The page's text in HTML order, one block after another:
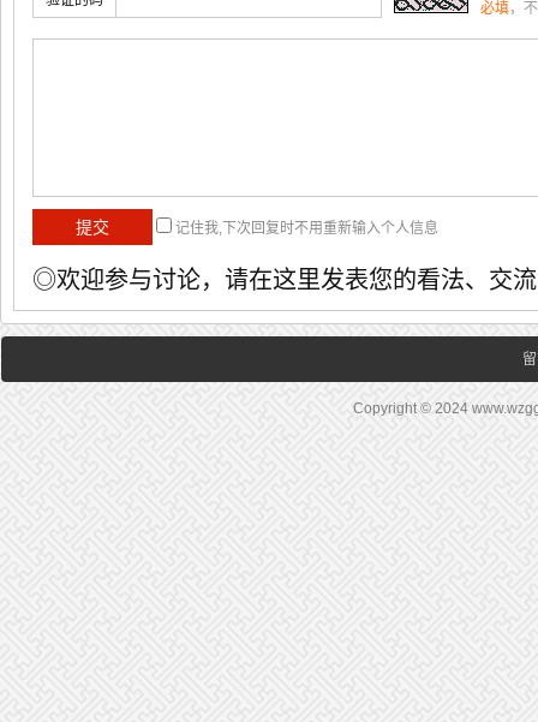
必填，
记住我,下次回复时不用重新输入个人信息
◎欢迎参与讨论，请在这里发表您的看法、交
Copyright © 2024